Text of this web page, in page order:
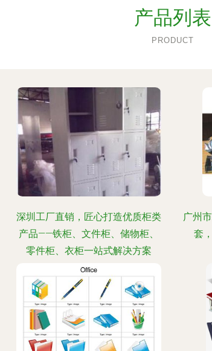
产品列表
PRODUCT
深圳工厂直销，匠心打造优质柜类
产品——铁柜、文件柜、储物柜、
零件柜、衣柜一站式解决方案
广州
套